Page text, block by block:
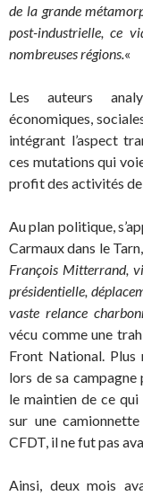
de la grande
post-industrielle, ce
nombreuses régions. «
Les auteurs
économiques,
intégrant l’aspect
ces mutations qui
profit des activités
Au plan politique,
Carmaux dans le
François Mitterrand,
présidentielle,
vaste relance
vécu comme une
Front National. Plus
lors de sa
le maintien de ce
sur une
CFDT, il ne fut pas
Ainsi, deux mois